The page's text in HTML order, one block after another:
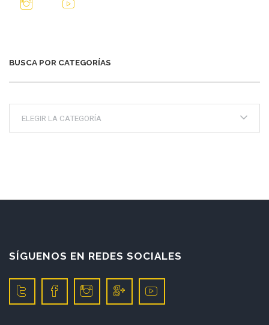
BUSCA POR CATEGORÍAS
SÍGUENOS EN REDES SOCIALES